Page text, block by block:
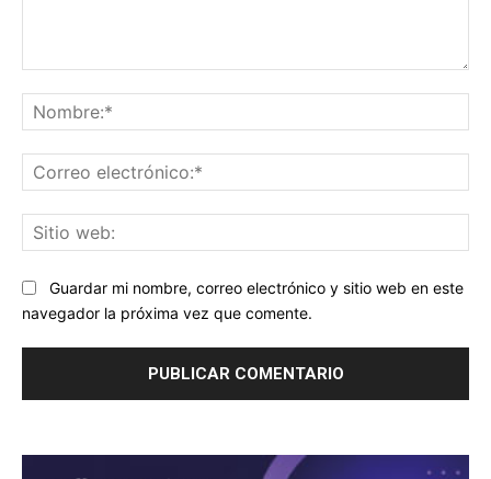
Guardar mi nombre, correo electrónico y sitio web en este
navegador la próxima vez que comente.